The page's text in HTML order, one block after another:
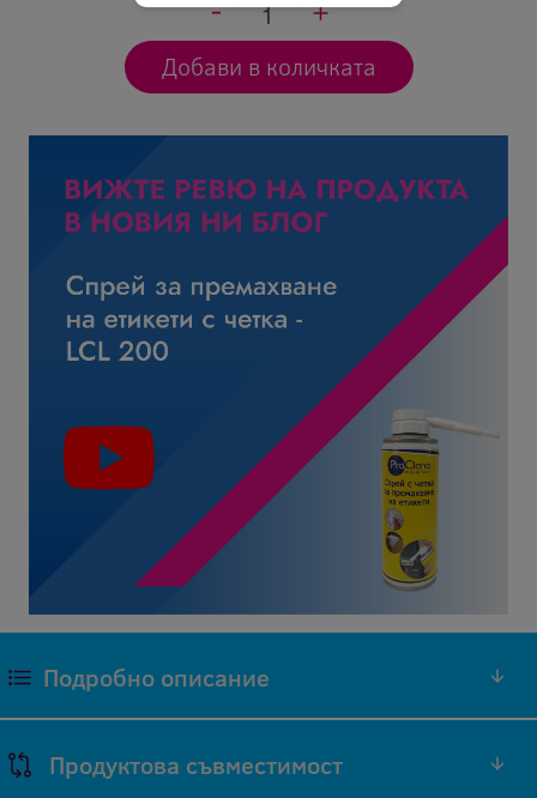
Подробно описание
предлагаме са произведени от производителя на
Продуктова съвместимост